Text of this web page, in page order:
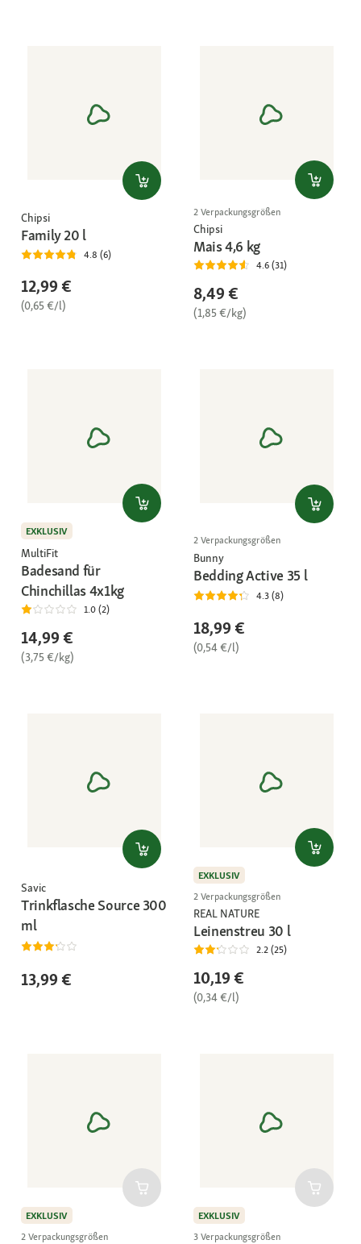
Chipsi
Family 20 l
4.8 (6)
12,99 €
(0,65 €/l)
2 Verpackungsgrößen
Chipsi
Mais 4,6 kg
4.6 (31)
8,49 €
(1,85 €/kg)
EXKLUSIV
MultiFit
Badesand für
Chinchillas 4x1kg
1.0 (2)
14,99 €
(3,75 €/kg)
2 Verpackungsgrößen
Bunny
Bedding Active 35 l
4.3 (8)
18,99 €
(0,54 €/l)
Savic
Trinkflasche Source 300
ml
13,99 €
EXKLUSIV
2 Verpackungsgrößen
REAL NATURE
Leinenstreu 30 l
2.2 (25)
10,19 €
(0,34 €/l)
EXKLUSIV
2 Verpackungsgrößen
EXKLUSIV
3 Verpackungsgrößen